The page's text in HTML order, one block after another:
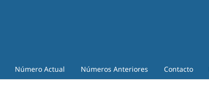
Número Actual Números Anteriores Contacto